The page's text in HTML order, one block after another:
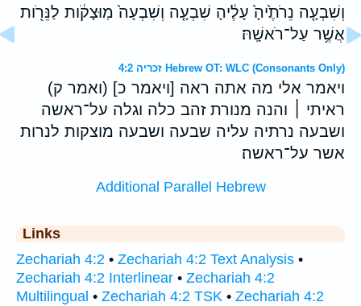
וְשִׁבְעָ֤ה נֵרֹתֶ֙יהָ֙ עָלֶ֔יהָ שִׁבְעָ֤ה וְשִׁבְעָה֙ מֽוּצָקֹ֔ות לַנֵּרֹ֖ות
אֲשֶׁ֥ר עַל־רֹאשָֽׁהּ׃
זכריה 4:2 Hebrew OT: WLC (Consonants Only)
ויאמר אלי מה אתה ראה [ויאמר כ] (ואמר ק)
ראיתי ׀ והנה מנורת זהב כלה וגלה על־ראשה
ושבעה נרתיה עליה שבעה ושבעה מוצקות לנרות
אשר על־ראשה׃
Additional Parallel Hebrew
Links
Zechariah 4:2 • Zechariah 4:2 Text Analysis •
Zechariah 4:2 Interlinear • Zechariah 4:2
Multilingual • Zechariah 4:2 TSK • Zechariah 4:2